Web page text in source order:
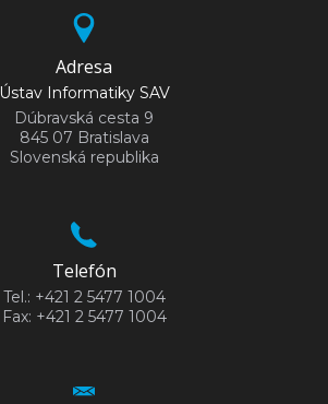
Adresa
Ústav Informatiky SAV
Dúbravská cesta 9
845 07 Bratislava
Slovenská republika
Telefón
Tel.: +421 2 5477 1004
Fax: +421 2 5477 1004